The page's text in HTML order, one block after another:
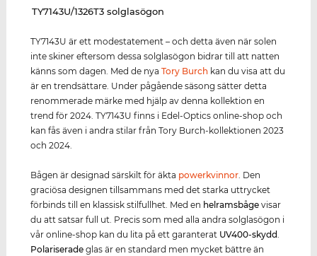
‌TY7143U/1326T3 solglasögon
TY7143U är ett modestatement – och detta även när solen
inte skiner eftersom dessa solglasögon bidrar till att natten
känns som dagen. Med de nyaTory Burch kan du visa att du
är en trendsättare. Under pågående säsong sätter detta
renommerade märke med hjälp av denna kollektion en
trend för 2024. TY7143U finns i Edel-Optics online-shop och
kan fås även i andra stilar från Tory Burch-kollektionen 2023
och 2024.
Bågen är designad särskilt för äkta powerkvinnor. Den
graciösa designen tillsammans med det starka uttrycket
förbinds till en klassisk stilfullhet. Med en helramsbågevisar
du att satsar full ut. Precis som med alla andra solglasögon i
vår online-shop kan du lita på ett garanterat UV400-skydd.
Polariserade glas är en standard men mycket bättre än